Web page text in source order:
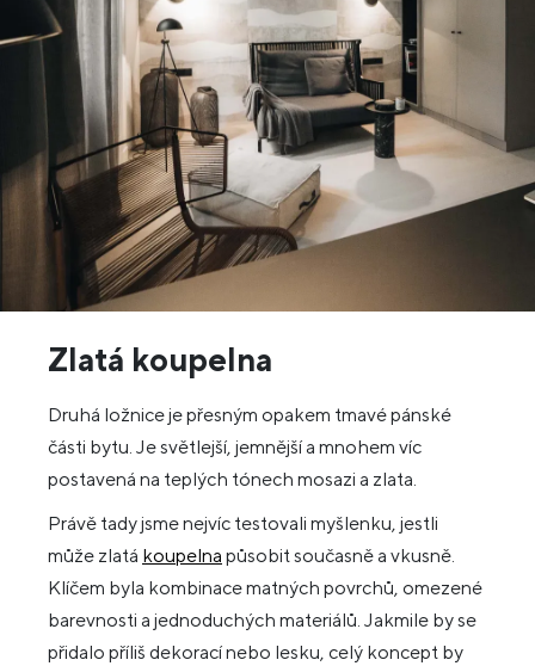
Zlatá koupelna
Druhá ložnice je přesným opakem tmavé pánské
části bytu. Je světlejší, jemnější a mnohem víc
postavená na teplých tónech mosazi a zlata.
Právě tady jsme nejvíc testovali myšlenku, jestli
může zlatá koupelna působit současně a vkusně.
Klíčem byla kombinace matných povrchů, omezené
barevnosti a jednoduchých materiálů. Jakmile by se
přidalo příliš dekorací nebo lesku, celý koncept by